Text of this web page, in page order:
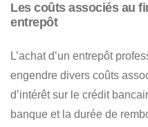
Les coûts associés au
entrepôt
L’achat d’un entrepôt
engendre divers coûts
d’intérêt sur le crédit
banque et la durée de